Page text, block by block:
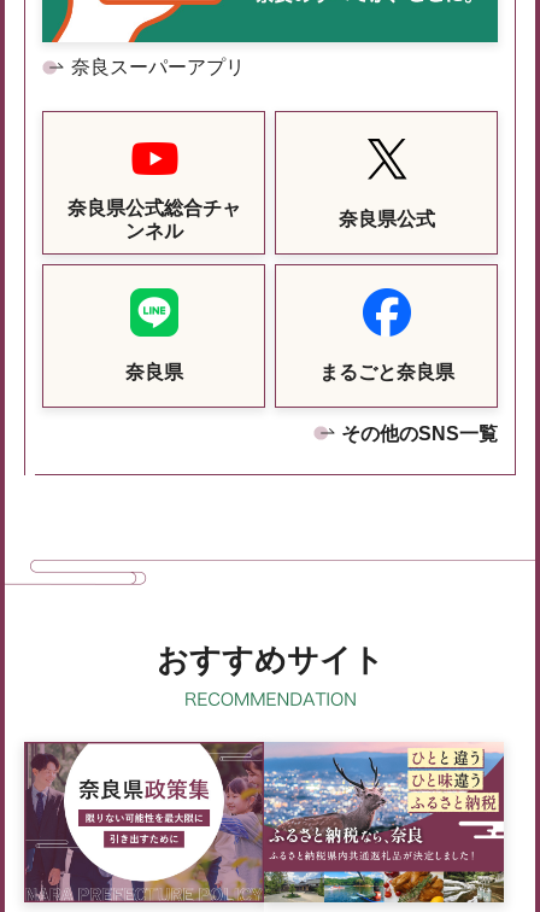
奈良スーパーアプリ
奈良県公式総合チャ
ンネル
奈良県公式
奈良県 まるごと奈良県
その他のSNS一覧
おすすめサイト